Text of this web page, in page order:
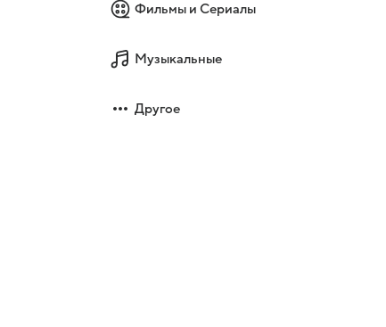
Фильмы и Сериалы
Музыкальные
Другое